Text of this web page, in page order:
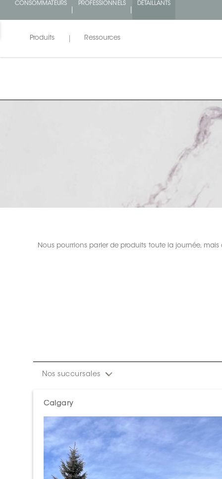
CONSOMMATEURS PROFESSIONNELS
DÉTAILLANTS
Produits Ressources
Nous pourrions parler de produits toute la journée,
Nos succursales
Calgary